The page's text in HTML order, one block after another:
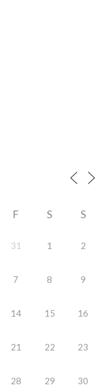
F S S
31 1 2
7 8 9
14 15 16
21 22 23
28 29 30